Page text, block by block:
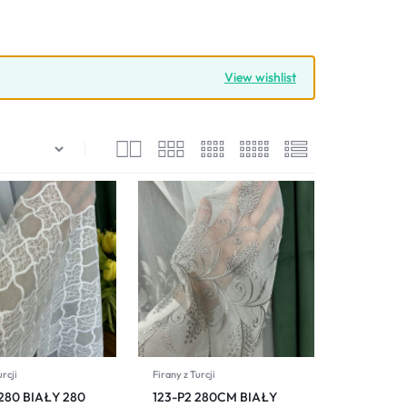
View wishlist
BIAŁY 280
Firany z Turcji
123-P2 280CM BIAŁY